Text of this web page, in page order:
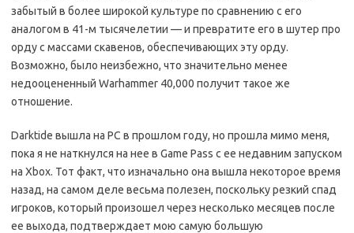
забытый в более широкой культуре по сравнению с его
аналогом в 41-м тысячелетии — и превратите его в шутер про
орду с массами скавенов, обеспечивающих эту орду.
Возможно, было неизбежно, что значительно менее
недооцененный Warhammer 40,000 получит такое же
отношение.
Darktide вышла на PC в прошлом году, но прошла мимо меня,
пока я не наткнулся на нее в Game Pass с ее недавним запуском
на Xbox. Тот факт, что изначально она вышла некоторое время
назад, на самом деле весьма полезен, поскольку резкий спад
игроков, который произошел через несколько месяцев после
ее выхода, подтверждает мою самую большую